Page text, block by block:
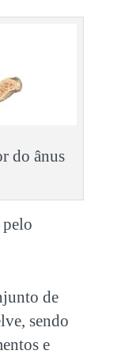
do ânus
de
sendo
e